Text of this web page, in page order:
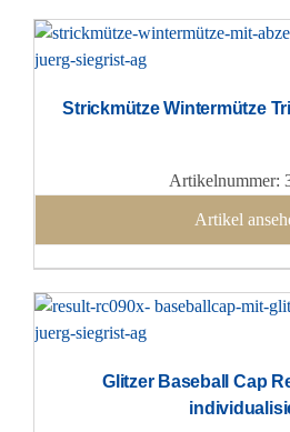
Strickmütze Wintermütze
Artikelnummer:
Artikel
Glitzer Baseball Cap